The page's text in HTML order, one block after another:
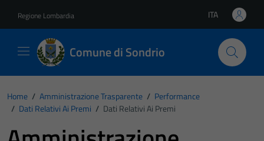
Regione Lombardia Lingua attiva:
ITA
Comune di Sondrio
Home / Amministrazione Trasparente / Performance
/ Dati Relativi Ai Premi / Dati Relativi Ai Premi